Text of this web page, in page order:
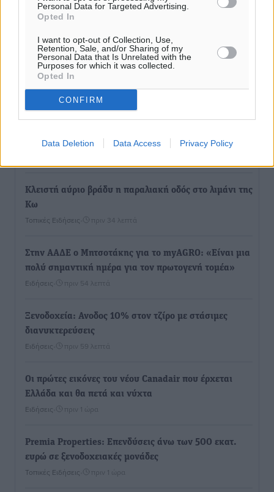
Personal Data for Targeted Advertising.
Opted In
I want to opt-out of Collection, Use,
Retention, Sale, and/or Sharing of my
Personal Data that Is Unrelated with the
Purposes for which it was collected.
Opted In
CONFIRM
Data Deletion Data Access Privacy Policy
Ροή ειδήσεων
Την άρση των εμποδίων για την άμεση λειτουργία του
Κόνσολας
Κλειστή αύριο βράδυ η παραλιακή οδός στο λιμάνι της
Κω
Τοπικές Ειδήσεις πριν 34 λεπτά
Στην ΑΑΔΕ ο Μητσοτάκης για το myAGRO: «Είναι μια
πολύ σημαντική ημέρα για τον πρωτογενή τομέα»
Ειδήσεις πριν 54 λεπτά
Ξενοδοχεία: Ανοδος 10% στον τζίρο με στάσιμες
διανυκτερεύσεις
Ειδήσεις πριν 59 λεπτά
Οι πρώτες εικόνες του νέου Canadair που έρχεται
Ελλάδα και θα πετά και νύχτα
Ειδήσεις πριν 1 ώρα
Premia Properties: Επενδύσεις άνω των 500 εκατ.
ευρώ σε ξενοδοχειακές μονάδες
Τοπικές Ειδήσεις πριν 1 ώρα